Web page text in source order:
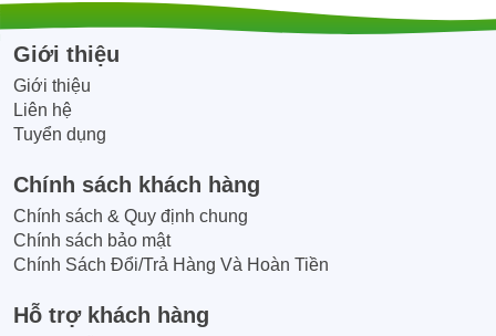
Giới thiệu
Giới thiệu
Liên hệ
Tuyển dụng
Chính sách khách hàng
Chính sách & Quy định chung
Chính sách bảo mật
Chính Sách Đổi/Trả Hàng Và Hoàn Tiền
Hỗ trợ khách hàng